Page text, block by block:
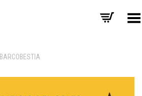
Toggle Menu
BARCOBESTIA